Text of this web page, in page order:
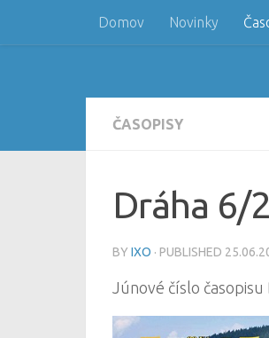
Skip to content
Domov Novinky
ČASOPISY
Dráha 6/
BY IXO · PUBLISHED
Júnové číslo časopisu